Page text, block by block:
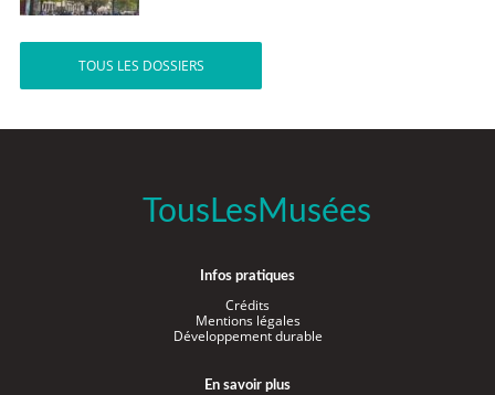
TOUS LES DOSSIERS
TousLesMusées
Infos pratiques
Crédits
Mentions légales
Développement durable
En savoir plus